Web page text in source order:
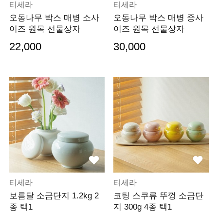
티세라
오동나무 박스 매병 소사
이즈 원목 선물상자
22,000
티세라
오동나무 박스 매병 중사
이즈 원목 선물상자
30,000
티세라
보름달 소금단지 1.2kg 2
종 택1
티세라
코팅 스쿠류 뚜껑 소금단
지 300g 4종 택1